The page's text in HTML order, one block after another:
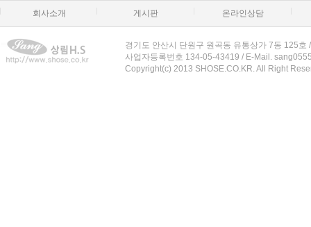
회사소개 게시판 온라인상담
경기도 안산시 단원구 원곡동 유통상가 7동 125
사업자등록번호 134-05-43419 / E-Mail.
Copyright(c) 2013 SHOSE.CO.KR. All Right